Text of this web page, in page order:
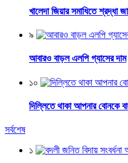
খালেদা জিয়ার সমাধিতে
৯
আবারও বাড়ল এলপি গ্যাসের দাম
১০
দিল্লিতে থাকা আপনার বোনকে
সর্বশেষ
১